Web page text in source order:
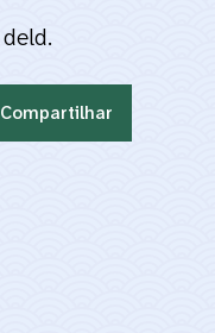
deld.
Compartilhar